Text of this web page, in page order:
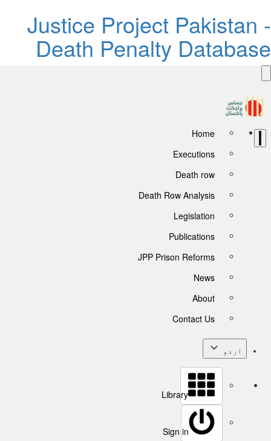
Justice Project
Death Penalty
Home
Executions
Death row
Death Row Analysis
Legislation
Publications
JPP Prison Reforms
News
About
Contact Us
اردو
Library
Sign in